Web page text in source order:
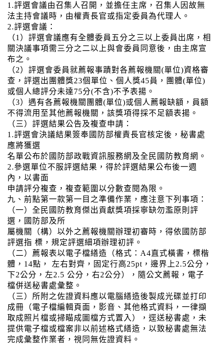
1.評選會議由召集人召開，並擔任主席，召集人因故無
法主持會議時，由權責長官或指定委員為代理人。
2.評選會議：
（1）評選會議應有全體委員五分之三以上委員出席，相
關決議事項需三分之二以上與會委員同意後，由主席宣
布之。
（2）評選會委員就薦報事蹟對各薦報機關(單位)資格審
查，評選出團體獎23個單位、個人獎45員，團體(單位)
或個人總評分未達75分(不含)不予表揚。
（3）遇有各薦報機關團體(單位)或個人薦報缺額，員額
不得流用至其他薦報機關，該獎項得採不足額表揚。
（三）評選結果公告及複查申請：
1.評選會決議結果簽奉國防部權責長官核定後，秘書處
應將獲選
名單公布於國防部政戰資訊服務網及全民國防教育網。
2.參選單位不服評選結果，得於評選結果公布後一週
內，以書面
申請評分複查，複查範圍以分數查閱為限。
九、前點第一款第一目之準備作業，應注意下列事項：
（一）全民國防教育傑出貢獻獎項採寧缺勿濫原則評
選，國防部及所
屬機關（構）以外之薦報機關辦理初審時，得依國防部
評選指 標，規定評選細項辦理初評。
（二）薦報表以電子檔繕造（格式：A4直式橫書，標楷
體，14點， 左右對齊，固定行高25pt，邊界上2.5公分，
下2公分，左2.5 公分，右2公分），隨公文薦報，電子
檔併送秘書處彙整。
（三）所附之佐證資料應以電腦繕造後製成光碟並打印
成冊（電子檔編輯頁面，影音、其他格式資料，一律擷
取成照片檔或掃瞄成圖檔方式置入），逕送秘書處，未
提供電子檔或檔案非以前述格式繕造，以致秘書處無法
完成彙整作業者，視同無佐證資料。